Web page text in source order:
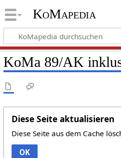
KoMapedia
KoMa 89/AK
Diese Seite aktualisieren
Diese Seite aus dem Cache
OK